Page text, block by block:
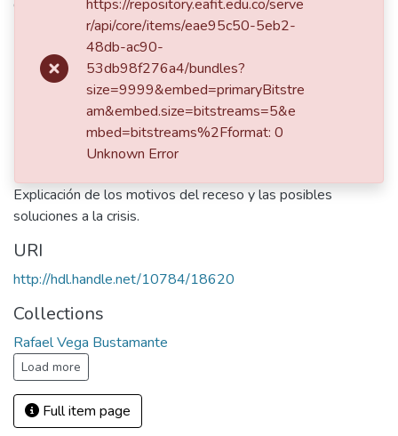
de Zulategi|, Libe
Publisher
Periódico Medellín Musical
Description
Medellín, Biblioteca Luis Echavarría Villegas, Sala de
Explicación de los motivos del receso y las posibles
soluciones a la crisis.
URI
http://hdl.handle.net/10784/18620
Collections
Rafael Vega Bustamante
Load more
Full item page
https://repository.eafit.edu.co/serve
r/api/core/items/eae95c50-5eb2-
48db-ac90-
53db98f276a4/bundles?
size=9999&embed=primaryBitstre
am&embed.size=bitstreams=5&e
mbed=bitstreams%2Fformat: 0
Unknown Error